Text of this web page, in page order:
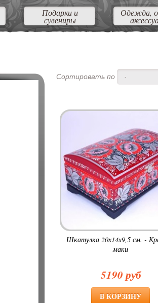
Подарки и
сувениры
Одежда,
Сортировать по -
Шкатулка 20х14х9,5 см. -
маки
5190 руб